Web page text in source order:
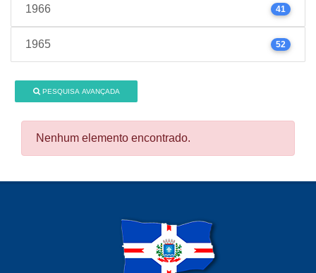
1966 41
1965 52
PESQUISA AVANÇADA
Nenhum elemento encontrado.